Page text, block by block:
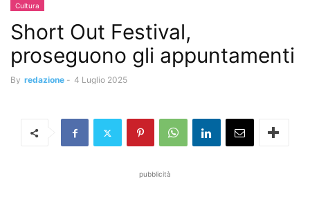
Cultura
Short Out Festival,
proseguono gli appuntamenti
By redazione - 4 Luglio 2025
pubblicità